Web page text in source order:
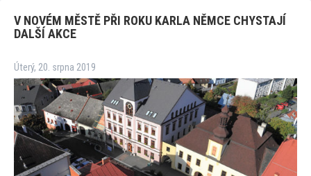
V NOVÉM MĚSTĚ PŘI ROKU KARLA NĚMCE CHYSTAJÍ
DALŠÍ AKCE
Úterý, 20. srpna 2019